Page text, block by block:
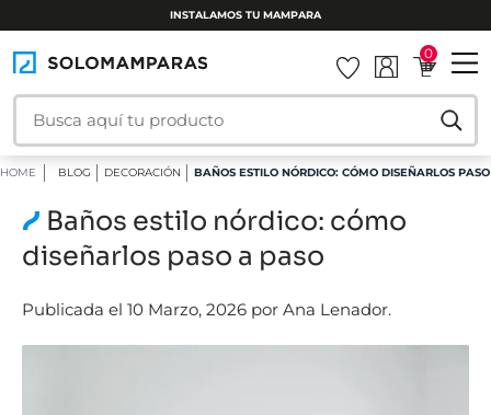
INSTALAMOS TU MAMPARA
0
HOME BLOG DECORACIÓN BAÑOS ESTILO NÓRDICO: CÓMO DISEÑARLOS
Baños estilo nórdico: cómo
diseñarlos paso a paso
Publicada el 10 Marzo, 2026 por Ana Lenador.